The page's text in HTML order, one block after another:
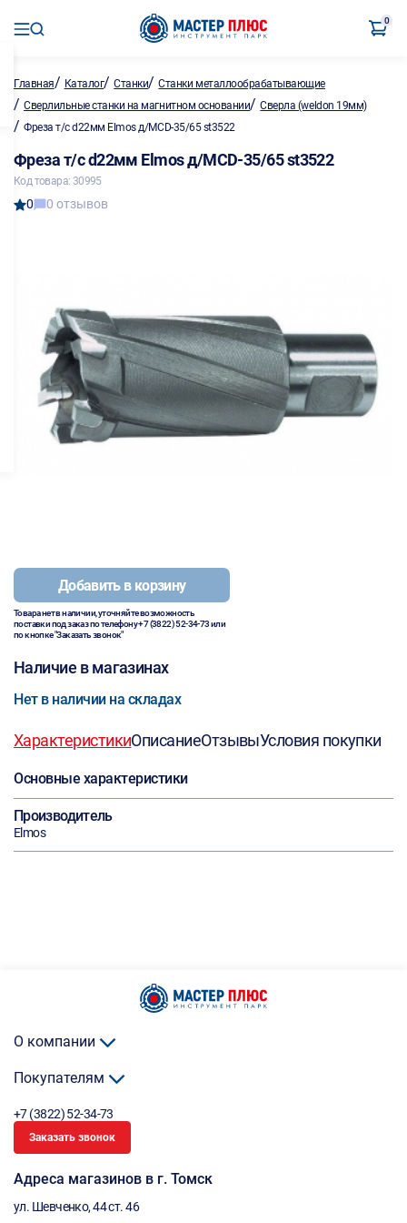
0
Главная/ Каталог/Станки/Станки металлообрабатывающие
/ Сверлильные станки на магнитном основании/Сверла (weldon 19мм)
/ Фреза т/с d22мм Elmos д/MCD-35/65 st3522
Фреза т/с d22мм Elmos д/MCD-35/65 st3522
Код товара: 30995
0 0 отзывов
Добавить в корзину
Товара нет в наличии, уточняйте возможность
поставки под заказ по телефону+7 (3822) 52-34-73или
по кнопке "Заказать звонок"
Наличие в магазинах
Нет в наличии на складах
ХарактеристикиОписаниеОтзывыУсловия покупки
Основные характеристики
Производитель
Elmos
О компании
Покупателям
+7 (3822) 52-34-73
Заказать звонок
Адреса магазинов в г. Томск
ул. Шевченко, 44 ст. 46